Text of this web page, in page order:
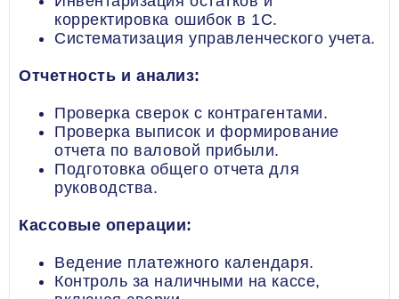
корректировка ошибок в 1С.
Систематизация управленческого учета.
Отчетность и анализ:
Проверка сверок с контрагентами.
Проверка выписок и формирование
отчета по валовой прибыли.
Подготовка общего отчета для
руководства.
Кассовые операции:
Ведение платежного календаря.
Контроль за наличными на кассе,